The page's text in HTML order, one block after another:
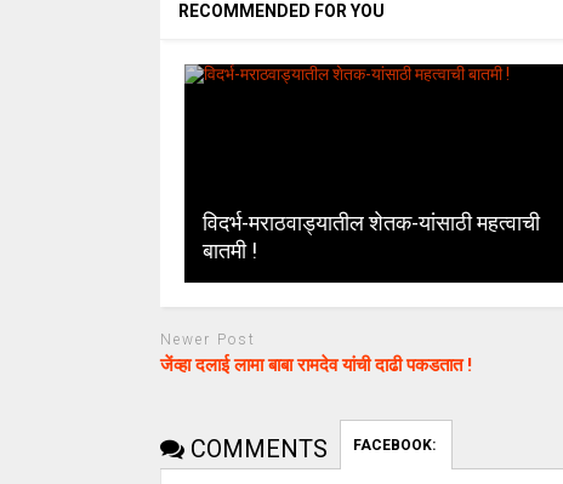
RECOMMENDED FOR YOU
विदर्भ-मराठवाड्यातील शेतक-यांसाठी महत्वाची
बातमी !
Newer Post
जेंव्हा दलाई लामा बाबा रामदेव यांची दाढी पकडतात !
COMMENTS FACEBOOK: